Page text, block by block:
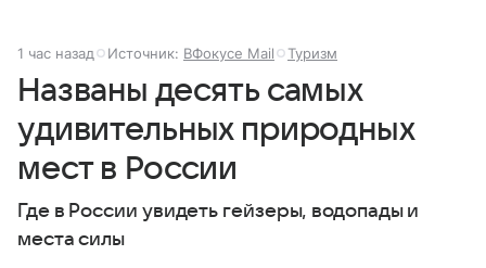
1 час назад Источник: ВФокусе Mail Туризм
Названы десять самых
удивительных природных
мест в России
Где в России увидеть гейзеры, водопады и
места силы